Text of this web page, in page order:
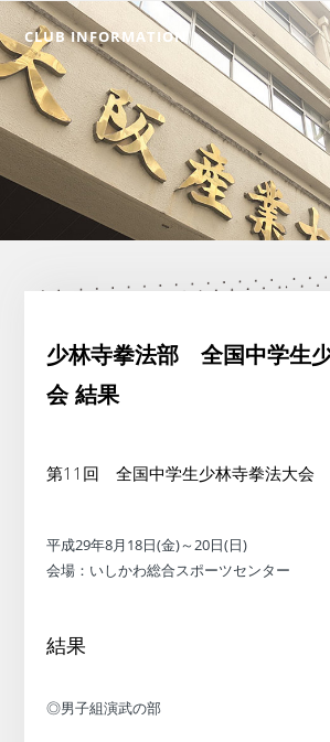
CLUB INFORMATION
少林寺拳法部 全国中学生
会 結果
第11回 全国中学生少林寺拳法大会
平成29年8月18日(金)～20日(日)
会場：いしかわ総合スポーツセンター
結果
◎男子組演武の部